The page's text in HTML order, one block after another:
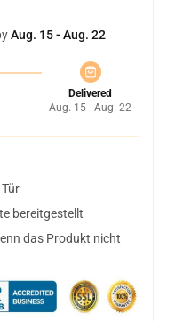
Aug. 15 - Aug. 22
Delivered
Aug. 15 - Aug. 22
bereitgestellt
das Produkt nicht